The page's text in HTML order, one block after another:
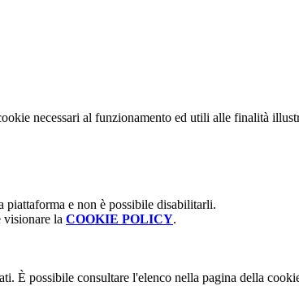
necessari al funzionamento ed utili alle finalità
piattaforma e non è possibile disabilitarli.
visionare la COOKIE POLICY.
È possibile consultare l'elenco nella pagina della